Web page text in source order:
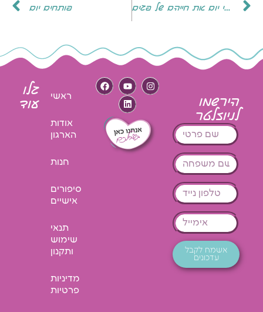
פותחים יום זהו הבנק הראשון מסוגו במזרח התיכון, והוא מציל מדי יום את חייהם של פגים
גלו
עוד
ראשי
אודות
הארגון
חנות
סיפורים
אישיים
תנאי
שימוש
ותקנון
מדיניות
פרטיות
הירשמו
לניוזלטר
אשמח לקבל
עדכונים